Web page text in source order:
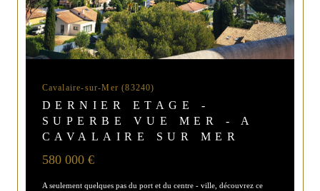
Cavalaire-sur-Mer (83240)
DERNIER ETAGE -
SUPERBE VUE MER - A
CAVALAIRE SUR MER
580 000 €
A seulement quelques pas du port et du centre - ville, découvrez ce